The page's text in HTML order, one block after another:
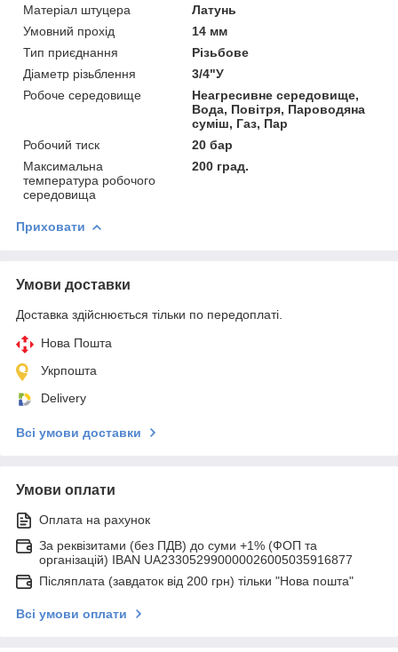
Матеріал штуцера
Латунь
Умовний прохід
14 мм
Тип приєднання
Різьбове
Діаметр різьблення
3/4"У
Робоче середовище
Неагресивне середовище,
Вода, Повітря, Пароводяна
суміш, Газ, Пар
Робочий тиск
20 бар
Максимальна
температура робочого
середовища
200 град.
Приховати
Умови доставки
Доставка здійснюється тільки по передоплаті.
Нова Пошта
Укрпошта
Delivery
Всі умови доставки
Умови оплати
Оплата на рахунок
За реквізитами (без ПДВ) до суми +1% (ФОП та
організацій) IBAN UA233052990000026005035916877
Післяплата (завдаток від 200 грн) тільки "Нова пошта"
Всі умови оплати